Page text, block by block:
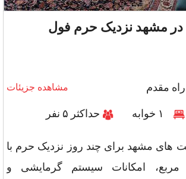
در مشهد نزدیک حرم فول
مقدم مشاهده جزیئات
حداکثر ۵ نفر
های مشهد برای چند روز نزدیک حرم با
۶۰ متر مربع، امکانات سیستم گرمایشی و